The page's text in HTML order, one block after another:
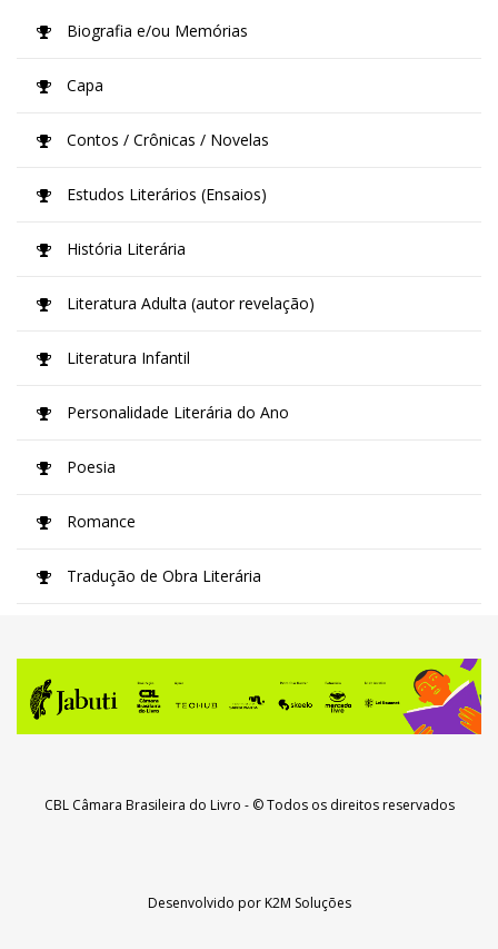
Biografia e/ou Memórias
Capa
Contos / Crônicas / Novelas
Estudos Literários (Ensaios)
História Literária
Literatura Adulta (autor revelação)
Literatura Infantil
Personalidade Literária do Ano
Poesia
Romance
Tradução de Obra Literária
CBL Câmara Brasileira do Livro - © Todos os direitos reservados
Desenvolvido porK2M Soluções